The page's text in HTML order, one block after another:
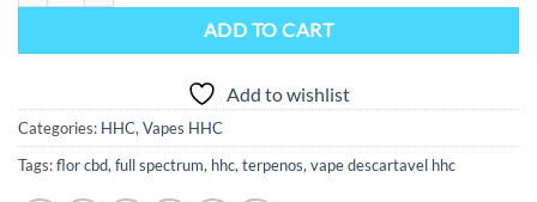
ADD TO CART
Add to wishlist
Categories: HHC, Vapes HHC
Tags:flor cbd, full spectrum, hhc, terpenos, vape descartavel hhc